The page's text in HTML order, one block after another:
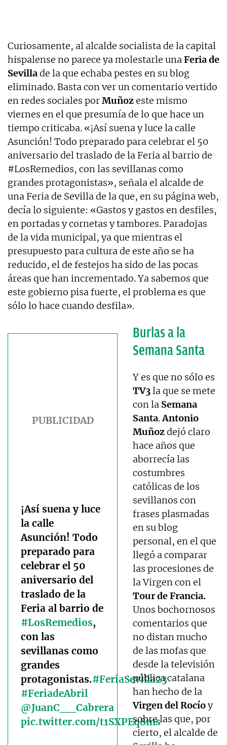
Curiosamente, al alcalde socialista de la capital
hispalense no parece ya molestarle unaFeria de
Sevillade la que echaba pestes en su blog
eliminado. Basta con ver un comentario vertido
en redes sociales porMuñozeste mismo
viernes en el que presumía de lo que hace un
tiempo criticaba. «¡Así suena y luce la calle
Asunción! Todo preparado para celebrar el 50
aniversario del traslado de la Feria al barrio de
#LosRemedios, con las sevillanas como
grandes protagonistas», señala el alcalde de
una Feria de Sevilla de la que, en su página web,
decía lo siguiente: «Gastos y gastos en desfiles,
en portadas y cornetas y tambores. Paradojas
de la vida municipal, ya que mientras el
presupuesto para cultura de este año se ha
reducido, el de festejos ha sido de las pocas
áreas que han incrementado. Ya sabemos que
este gobierno pisa fuerte, el problema es que
sólo lo hace cuando desfila».
¡Así suena y luce
la calle
Asunción! Todo
preparado para
celebrar el 50
aniversario del
traslado de la
Feria al barrio de
#LosRemedios,
con las
sevillanas como
grandes
protagonistas.#FeriaSevilla23
#FeriadeAbril
@JuanC__Cabrera
pic.twitter.com/t1SXPEq8ms
Burlas a la
Semana Santa
Y es que no sólo es
TV3la que se mete
con la Semana
Santa.Antonio
Muñozdejó claro
hace años que
aborrecía las
costumbres
católicas de los
sevillanos con
frases plasmadas
en su blog
personal, en el que
llegó a comparar
las procesiones de
la Virgen con el
Tour de Francia.
Unos bochornosos
comentarios que
no distan mucho
de las mofas que
desde la televisión
pública catalana
han hecho de la
Virgen del Rocíoy
sobre las que, por
cierto, el alcalde de